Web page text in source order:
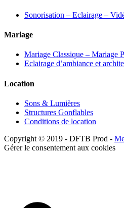
Sonorisation – Eclairage –
Mariage
Mariage Classique – Mariage
Eclairage d’ambiance et
Location
Sons & Lumières
Structures Gonflables
Conditions de location
Copyright © 2019 - DFTB Prod -
Gérer le consentement aux cookies